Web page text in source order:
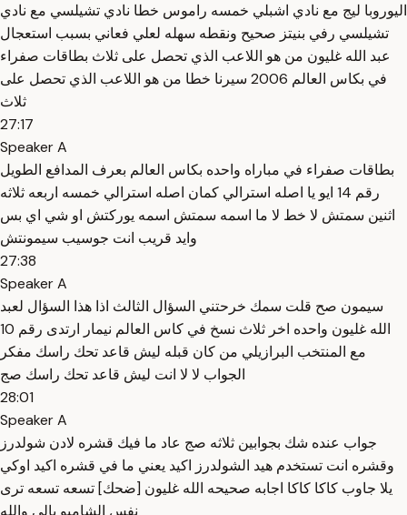
اليوروبا ليج مع نادي اشبلي خمسه راموس خطا نادي تشيلسي مع نادي
تشيلسي رفي بنيتز صحيح ونقطه سهله لعلي فعاني بسبب استعجال
عبد الله غليون من هو اللاعب الذي تحصل على ثلاث بطاقات صفراء
في بكاس العالم 2006 سيرنا خطا من هو اللاعب الذي تحصل على
ثلاث
27:17
Speaker A
بطاقات صفراء في مباراه واحده بكاس العالم بعرف المدافع الطويل
رقم 14 ايو يا اصله استرالي كمان اصله استرالي خمسه اربعه ثلاثه
اثنين سمتش لا خط لا ما اسمه سمتش اسمه يوركتش او شي اي بس
وايد قريب انت جوسيب سيمونتش
27:38
Speaker A
سيمون صح قلت سمك خرحتني السؤال الثالث اذا هذا السؤال لعبد
الله غليون واحده اخر ثلاث نسخ في كاس العالم نيمار ارتدى رقم 10
مع المنتخب البرازيلي من كان قبله ليش قاعد تحك راسك مفكر
الجواب لا لا انت ليش قاعد تحك راسك صج
28:01
Speaker A
جواب عنده شك بجوابين ثلاثه صج عاد ما فيك قشره لادن شولدرز
وقشره انت تستخدم هيد الشولدرز اكيد يعني ما في قشره اكيد اوكي
يلا جاوب كاكا كاكا اجابه صحيحه الله غليون [ضحك] تسعه تسعه ترى
نفس الشامبو بالي والله